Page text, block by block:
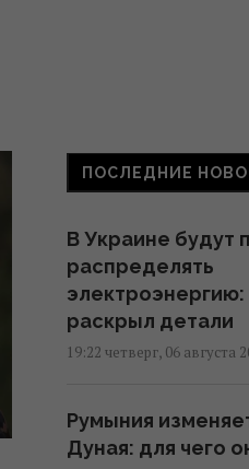
ПОСЛЕДНИЕ
В Украине будут
распределять
раскрыл детали
19:22 четверг, 06 августа
Румыния
Дуная: для чего